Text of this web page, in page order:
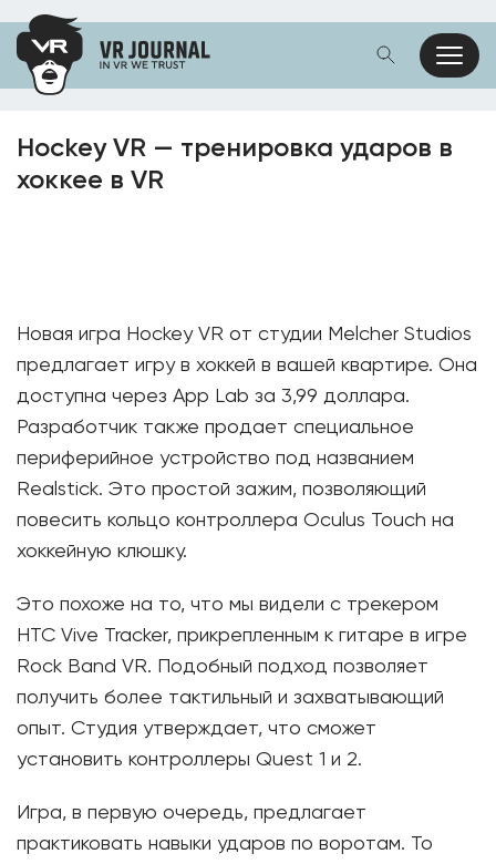
Hockey VR — тренировка ударов в
хоккее в VR
Новая игра Hockey VR от студии Melcher Studios
предлагает игру в хоккей в вашей квартире. Она
доступна через App Lab за 3,99 доллара.
Разработчик также продает специальное
периферийное устройство под названием
Realstick. Это простой зажим, позволяющий
повесить кольцо контроллера Oculus Touch на
хоккейную клюшку.
Это похоже на то, что мы видели с трекером
HTC Vive Tracker, прикрепленным к гитаре в игре
Rock Band VR. Подобный подход позволяет
получить более тактильный и захватывающий
опыт. Студия утверждает, что сможет
установить контроллеры Quest 1 и 2.
Игра, в первую очередь, предлагает
практиковать навыки ударов по воротам. То